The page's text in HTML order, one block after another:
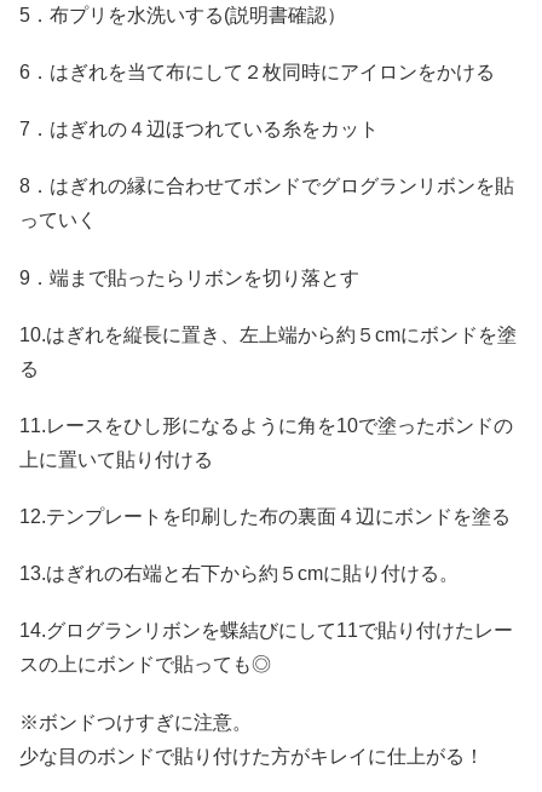
5．布プリを水洗いする(説明書確認）
6．はぎれを当て布にして２枚同時にアイロンをかける
7．はぎれの４辺ほつれている糸をカット
8．はぎれの縁に合わせてボンドでグログランリボンを貼
っていく
9．端まで貼ったらリボンを切り落とす
10.はぎれを縦長に置き、左上端から約５cmにボンドを塗
る
11.レースをひし形になるように角を10で塗ったボンドの
上に置いて貼り付ける
12.テンプレートを印刷した布の裏面４辺にボンドを塗る
13.はぎれの右端と右下から約５cmに貼り付ける。
14.グログランリボンを蝶結びにして11で貼り付けたレー
スの上にボンドで貼っても◎
※ボンドつけすぎに注意。
少な目のボンドで貼り付けた方がキレイに仕上がる！